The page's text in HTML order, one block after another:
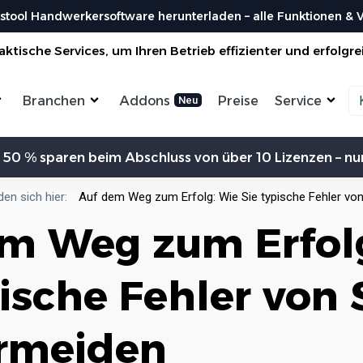
Handwerkersoftware herunterladen – alle Funktionen &
Services, um Ihren Betrieb effizienter und
Aufträge verwalten
Bestellungen
Überischtlichen Projekten
Organisiere deine Aufträge in
Überischtlichen Projekten
Enegrieberater
Hausverwalter
Büroservice
Gebäudereinigung
Branchen Addons Preise Service
Magazin
Bei uns findest du spannendes Blogartikel
vieles mehr ...
Lexikon
Bei uns im Lexikon findest du zu allen
Fachbegriffen die passende ...
Roadmap & Ideen
innovative Ideen...
Nutzen
Wer
% sparen beim Abschluss von über 10 Lizenzen –
sich hier: Auf dem Weg zum Erfolg: Wie Sie typische Fehler
Weg zum
Fehler von